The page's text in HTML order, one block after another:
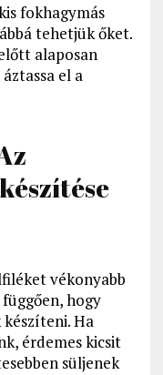
fokhagymás
tehetjük őket.
alaposan
el a
vékonyabb
hogy
Ha
érdemes kicsit
süljenek